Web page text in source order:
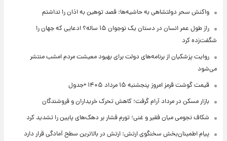
واکنش سحر دولتشاهی به حاشیه‌ها: قصد توهین به اذان را نداشتم
راز طول عمر انسان در دستان یک نوجوان ۱۵ ساله؟ ادعایی که جهان را
شگفت‌زده کرد
روایت پزشکیان از برنامه‌های دولت برای بهبود معیشت مردم امشب منتشر
می‌شود
قیمت گوشت قرمز امروز پنجشنبه ۱۵ مرداد ۱۴۰۵ +جدول
بازار مسکن در مرداد آرام گرفت؛ کاهش تحرک خریداران و فروشندگان
شکاف نجومی میان فقیر و غنی؛ تورم فشار بر دهک‌های پایین را تشدید کرد
پیام اطمینان‌بخش سخنگوی ارتش: ارتش در بالاترین سطح آمادگی قرار دارد